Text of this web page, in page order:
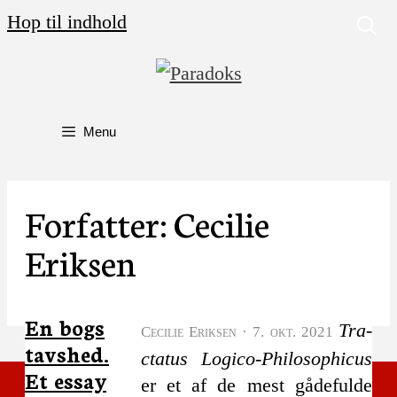
Hop til indhold
Menu
Forfatter:Cecilie
Eriksen
En bogs
tavshed.
Et essay
Cecilie Eriksen · 7. okt. 2021 Tra­
cta­tus Logi­co-Phi­los­op­hi­cus
er et af de mest gåde­ful­de